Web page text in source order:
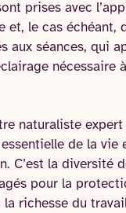
prises avec
et, le cas échéant,
aux séances, qui
nécessaire
naturaliste
de la vie
C’est la diversité
pour la
richesse du